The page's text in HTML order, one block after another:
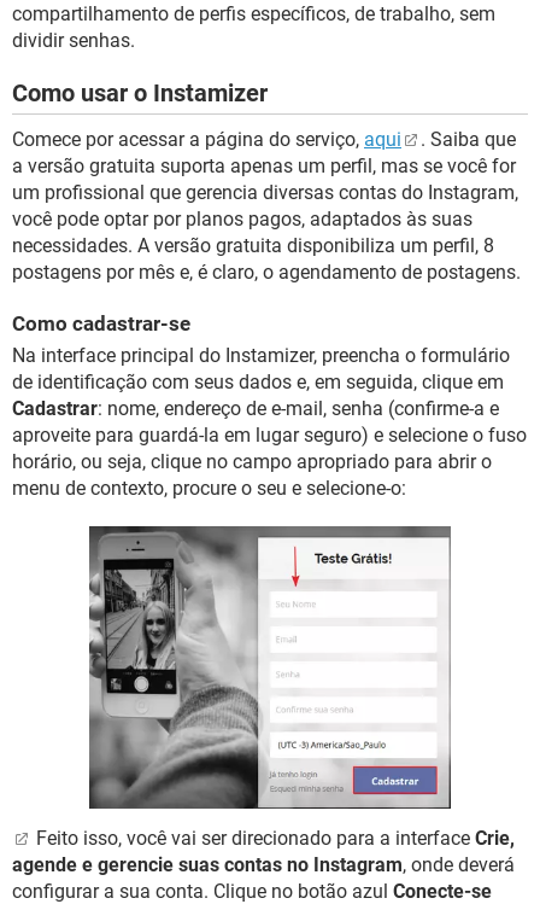
compartilhamento de perfis específicos, de trabalho, sem
dividir senhas.
Como usar o Instamizer
Comece por acessar a página do serviço, aqui
. Saiba que
a versão gratuita suporta apenas um perfil, mas se você for
um profissional que gerencia diversas contas do Instagram,
você pode optar por planos pagos, adaptados às suas
necessidades. A versão gratuita disponibiliza um perfil, 8
postagens por mês e, é claro, o agendamento de postagens.
Como cadastrar-se
Na interface principal do Instamizer, preencha o formulário
de identificação com seus dados e, em seguida, clique em
Cadastrar: nome, endereço de e-mail, senha (confirme-a e
aproveite para guardá-la em lugar seguro) e selecione o fuso
horário, ou seja, clique no campo apropriado para abrir o
menu de contexto, procure o seu e selecione-o:
Feito isso, você vai ser direcionado para a interface Crie,
agende e gerencie suas contas no Instagram, onde deverá
configurar a sua conta. Clique no botão azul Conecte-se